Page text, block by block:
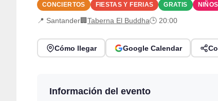
CONCIERTOS FIESTAS Y FERIAS GRATIS NIÑOS
📍 Santander🏢Taberna El Buddha🕒 20:00
Cómo llegar Google Calendar
Información del evento